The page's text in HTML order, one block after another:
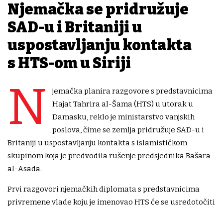
Njemačka se pridružuje
SAD-u i Britaniji u
uspostavljanju kontakta
s HTS-om u Siriji
N
jemačka planira razgovore s predstavnicima
Hajat Tahrira al-Šama (HTS) u utorak u
Damasku, reklo je ministarstvo vanjskih
poslova, čime se zemlja pridružuje SAD-u i
Britaniji u uspostavljanju kontakta s islamističkom
skupinom koja je predvodila rušenje predsjednika Bašara
al-Asada.
Prvi razgovori njemačkih diplomata s predstavnicima
privremene vlade koju je imenovao HTS će se usredotočiti